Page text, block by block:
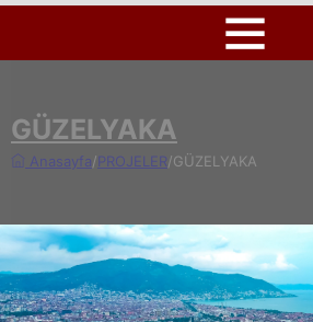
GÜZELYAKA
Anasayfa/PROJELER/GÜZELYAKA